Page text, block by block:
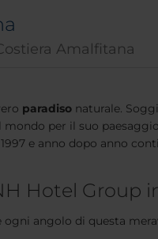
Amalfitana
paradiso naturale.
per il suo
e anno dopo anno
Hotel Group
ogni angolo di questa